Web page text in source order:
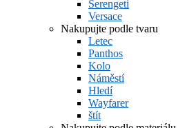
Serengeti
Versace
Nakupujte podle tvaru
Letec
Panthos
Kolo
Náměstí
Hledí
Wayfarer
štít